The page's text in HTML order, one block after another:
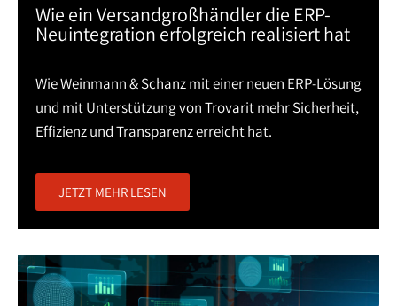
Wie ein Versandgroßhändler die ERP-
Neuintegration erfolgreich realisiert hat
Wie Weinmann & Schanz mit einer neuen ERP-Lösung
und mit Unterstützung von Trovarit mehr Sicherheit,
Effizienz und Transparenz erreicht hat.
JETZT MEHR LESEN